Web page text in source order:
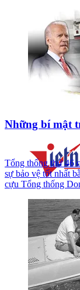
Những bí mật
Tổng thống thứ 46
sự bảo vệ tốt nhất
cựu Tổng thống